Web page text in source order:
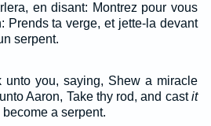
en disant: Montrez pour vous
Prends ta verge, et jette-la devant
serpent.
unto you, saying, Shew a miracle
Aaron, Take thy rod, and castit
a serpent.